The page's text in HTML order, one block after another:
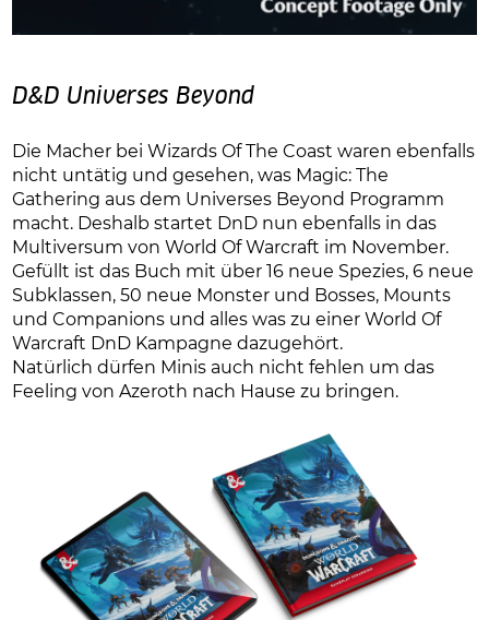
D&D Universes Beyond
Die Macher bei Wizards Of The Coast waren ebenfalls
nicht untätig und gesehen, was Magic: The
Gathering aus dem Universes Beyond Programm
macht. Deshalb startet DnD nun ebenfalls in das
Multiversum von World Of Warcraft im November.
Gefüllt ist das Buch mit über 16 neue Spezies, 6 neue
Subklassen, 50 neue Monster und Bosses, Mounts
und Companions und alles was zu einer World Of
Warcraft DnD Kampagne dazugehört.
Natürlich dürfen Minis auch nicht fehlen um das
Feeling von Azeroth nach Hause zu bringen.